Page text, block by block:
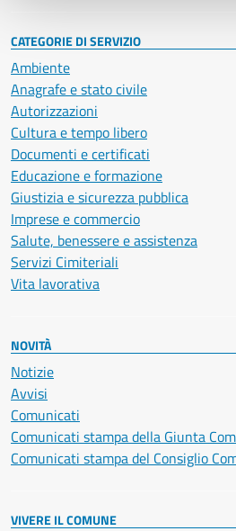
CATEGORIE DI SERVIZIO
Ambiente
Anagrafe e stato civile
Autorizzazioni
Cultura e tempo libero
Documenti e certificati
Educazione e formazione
Giustizia e sicurezza pubblica
Imprese e commercio
Salute, benessere e assistenza
Servizi Cimiteriali
Vita lavorativa
NOVITÀ
Notizie
Avvisi
Comunicati
Comunicati stampa della Giunta
Comunicati stampa del Consiglio
VIVERE IL COMUNE